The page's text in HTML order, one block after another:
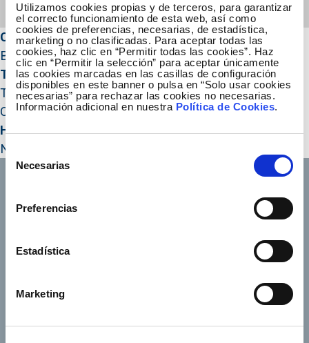
Utilizamos cookies propias y de terceros, para garantizar
el correcto funcionamiento de esta web, así como
cookies de preferencias, necesarias, de estadística,
marketing o no clasificadas. Para aceptar todas las
cookies, haz clic en “Permitir todas las cookies”. Haz
clic en “Permitir la selección” para aceptar únicamente
las cookies marcadas en las casillas de configuración
disponibles en este banner o pulsa en “Solo usar cookies
necesarias” para rechazar las cookies no necesarias.
Información adicional en nuestra Política de Cookies.
Selección
Necesarias
Preferencias
Estadística
Marketing
Caption
Board of Directors
Title HTML
Transfer of the corporate web page of Red Eléctrica
Corporación, which is now www.redeia.com
Hidden year
No
investors
Corporate Governance